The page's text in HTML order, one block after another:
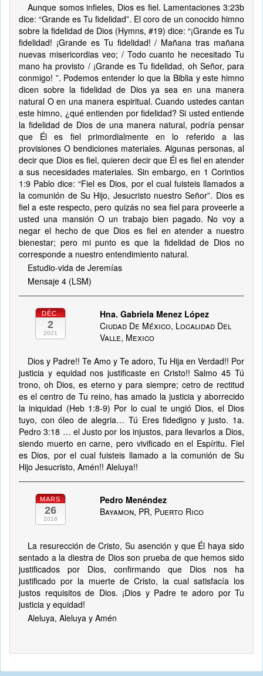
Aunque somos infieles, Dios es fiel. Lamentaciones 3:23b
dice: “Grande es Tu fidelidad”. El coro de un conocido himno
sobre la fidelidad de Dios (Hymns, #19) dice: “¡Grande es Tu
fidelidad! ¡Grande es Tu fidelidad! / Mañana tras mañana
nuevas misericordias veo; / Todo cuanto he necesitado Tu
mano ha provisto / ¡Grande es Tu fidelidad, oh Señor, para
conmigo! ”. Podemos entender lo que la Biblia y este himno
dicen sobre la fidelidad de Dios ya sea en una manera
natural O en una manera espiritual. Cuando ustedes cantan
este himno, ¿qué entienden por fidelidad? Si usted entiende
la fidelidad de Dios de una manera natural, podría pensar
que Él es fiel primordialmente en lo referido a las
provisiones O bendiciones materiales. Algunas personas, al
decir que Dios es fiel, quieren decir que Él es fiel en atender
a sus necesidades materiales. Sin embargo, en 1 Corintios
1:9 Pablo dice: “Fiel es Dios, por el cual fuisteis llamados a
la comunión de Su Hijo, Jesucristo nuestro Señor”. Dios es
fiel a este respecto, pero quizás no sea fiel para proveerle a
usted una mansión O un trabajo bien pagado. No voy a
negar el hecho de que Dios es fiel en atender a nuestro
bienestar; pero mi punto es que la fidelidad de Dios no
corresponde a nuestro entendimiento natural.
Estudio-vida de Jeremías
Mensaje 4 (LSM)
DÉC.
2
2021
Hna. Gabriela Menez López
Ciudad De México, Localidad Del
Valle, Mexico
Dios y Padre!! Te Amo y Te adoro, Tu Hija en Verdad!! Por
justicia y equidad nos justificaste en Cristo!! Salmo 45 Tú
trono, oh Dios, es eterno y para siempre; cetro de rectitud
es el centro de Tu reino, has amado la justicia y aborrecido
la iniquidad (Heb 1:8-9) Por lo cual te ungió Dios, el Dios
tuyo, con óleo de alegria… Tú Eres fidedigno y justo. 1a.
Pedro 3:18 … el Justo por los injustos, para llevarlos a Dios,
siendo muerto en carne, pero vivificado en el Espíritu. Fiel
es Dios, por el cual fuisteis llamado a la comunión de Su
Hijo Jesucristo, Amén!! Aleluya!!
MARS
26
2018
Pedro Menéndez
Bayamon, PR, Puerto Rico
La resurección de Cristo, Su asención y que Él haya sido
sentado a la diestra de Dios son prueba de que hemos sido
justificados por Dios, confirmando que Dios nos ha
justificado por la muerte de Cristo, la cual satisfacía los
justos requisitos de Dios. ¡Dios y Padre te adoro por Tu
justicia y equidad!
Aleluya, Aleluya y Amén